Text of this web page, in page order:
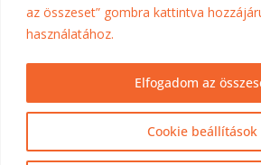
az összeset” gombra kattintva
használatához.
Cookie beállítások
Elfogadom az
Adatkezelési
webhosting by